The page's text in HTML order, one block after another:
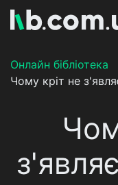
Онлайн бібліотека
Чому кріт не